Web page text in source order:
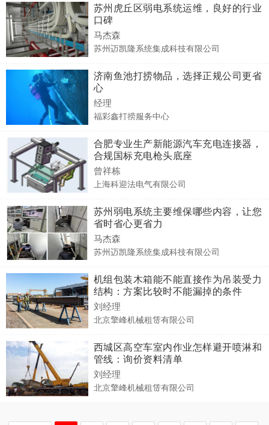
苏州虎丘区弱电系统运维，良好的行业
口碑
马杰森
苏州迈凯隆系统集成科技有限公司
济南鱼池打捞物品，选择正规公司更省
心
经理
福彩鑫打捞服务中心
合肥专业生产新能源汽车充电连接器，
合规国标充电枪头底座
曾祥栋
上海科迎法电气有限公司
苏州弱电系统主要维保哪些内容，让您
省时省心更省力
马杰森
苏州迈凯隆系统集成科技有限公司
机组包装木箱能不能直接作为吊装受力
结构：方案比较时不能漏掉的条件
刘经理
北京擎峰机械租赁有限公司
西城区高空车室内作业怎样避开喷淋和
管线：询价资料清单
刘经理
北京擎峰机械租赁有限公司